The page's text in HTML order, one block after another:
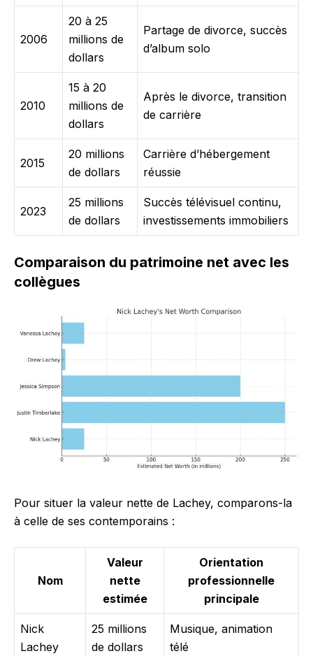
2006
20 à 25
millions de
dollars
Partage de divorce, succès
d’album solo
2010
15 à 20
millions de
dollars
Après le divorce, transition
de carrière
2015
20 millions
de dollars
Carrière d’hébergement
réussie
2023
25 millions
de dollars
Succès télévisuel continu,
investissements immobiliers
Comparaison du patrimoine net avec les
collègues
Pour situer la valeur nette de Lachey, comparons-la
à celle de ses contemporains :
Nom
Valeur
nette
estimée
Orientation
professionnelle
principale
Nick
Lachey
25 millions
de dollars
Musique, animation
télé